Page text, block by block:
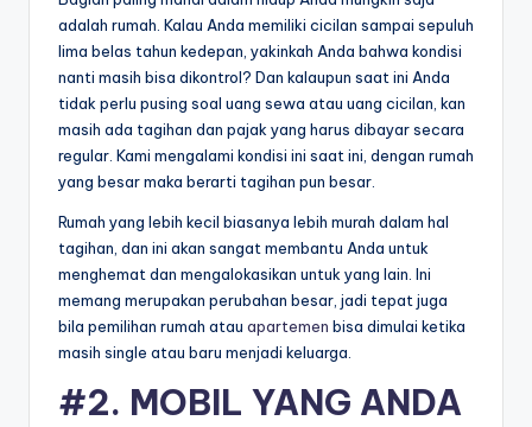
adalah rumah. Kalau Anda memiliki cicilan sampai sepuluh
lima belas tahun kedepan, yakinkah Anda bahwa kondisi
nanti masih bisa dikontrol? Dan kalaupun saat ini Anda
tidak perlu pusing soal uang sewa atau uang cicilan, kan
masih ada tagihan dan pajak yang harus dibayar secara
regular. Kami mengalami kondisi ini saat ini, dengan rumah
yang besar maka berarti tagihan pun besar.
Rumah yang lebih kecil biasanya lebih murah dalam hal
tagihan, dan ini akan sangat membantu Anda untuk
menghemat dan mengalokasikan untuk yang lain. Ini
memang merupakan perubahan besar, jadi tepat juga
bila pemilihan rumah atau apartemen bisa dimulai ketika
masih single atau baru menjadi keluarga.
#2. MOBIL YANG ANDA